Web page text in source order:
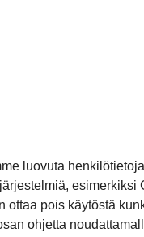
luovuta
esimerkiksi
pois käytöstä
ohjetta